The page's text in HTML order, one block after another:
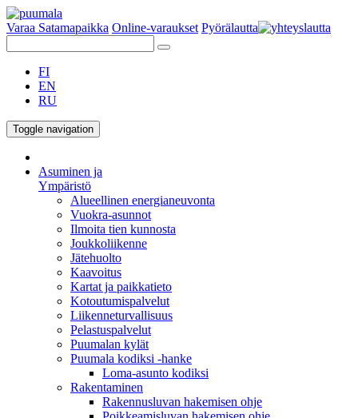
Varaa Satamapaikka Online-varaukset Pyörälautta
FI
EN
RU
Toggle navigation
Asuminen ja
Ympäristö
Alueellinen energianeuvonta
Vuokra-asunnot
Ilmoita tien kunnosta
Joukkoliikenne
Jätehuolto
Kaavoitus
Kartat ja paikkatieto
Kotoutumispalvelut
Liikenneturvallisuus
Pelastuspalvelut
Puumalan kylät
Puumala kodiksi -hanke
Loma-asunto kodiksi
Rakentaminen
Rakennusluvan hakemisen ohje